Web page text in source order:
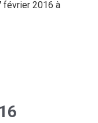
février 2016 à